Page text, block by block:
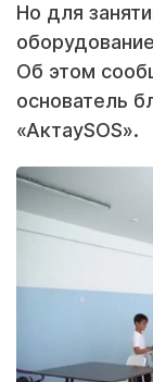
Но для
Об этом
основатель
«АктауSOS».